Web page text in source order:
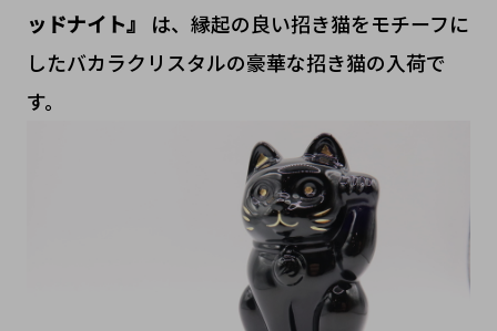
ッドナイト』
は、縁起の良い招き猫をモチーフに
したバカラクリスタルの豪華な招き猫の入荷で
す。